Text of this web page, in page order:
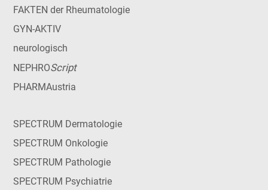
FAKTEN der Rheumatologie
GYN-AKTIV
neurologisch
NEPHROScript
PHARMAustria
SPECTRUM Dermatologie
SPECTRUM Onkologie
SPECTRUM Pathologie
SPECTRUM Psychiatrie